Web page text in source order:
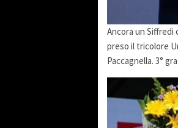
Ancora un Siffredi
preso il tricolore
Paccagnella. 3°